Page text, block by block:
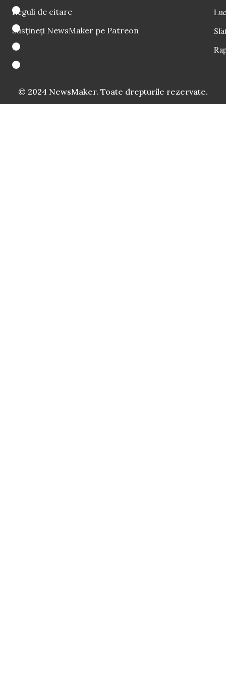
Reguli de citare
Susțineți NewsMaker pe Patreon
© 2024 NewsMaker. Toate drepturile rezervate.